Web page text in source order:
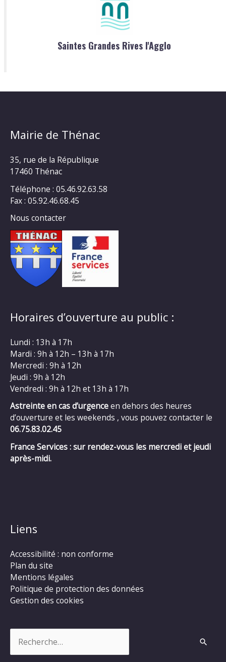
Saintes Grandes Rives l'Agglo
Mairie de Thénac
35, rue de la République
17460 Thénac
Téléphone : 05.46.92.63.58
Fax : 05.92.46.68.45
Nous contacter
Horaires d’ouverture au public :
Lundi : 13h à 17h
Mardi : 9h à 12h – 13h à 17h
Mercredi : 9h à 12h
Jeudi : 9h à 12h
Vendredi : 9h à 12h et 13h à 17h
Astreinte en cas d’urgenceen dehors des heures
d’ouverture et les weekends , vous pouvez contacter le
06.75.83.02.45
France Services : sur rendez-vous les mercredi et jeudi
après-midi.
Liens
Accessibilité : non conforme
Plan du site
Mentions légales
Politique de protection des données
Gestion des cookies